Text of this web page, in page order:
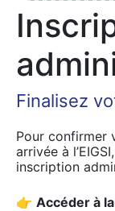
Finalisez
Pour confirmer
arrivée à
inscription
👉 Accéder à